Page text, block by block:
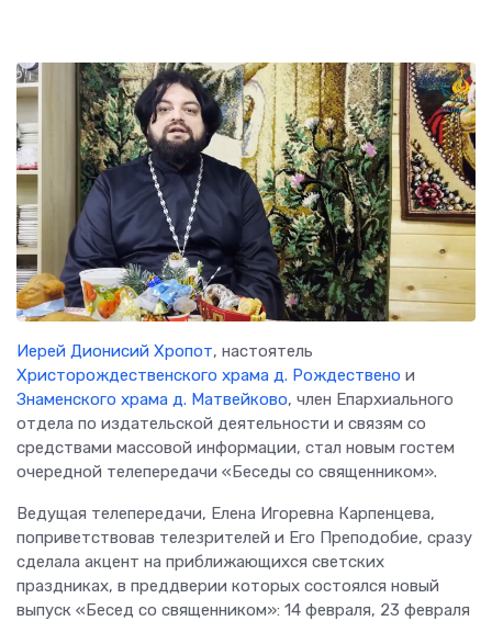
Иерей Дионисий Хропот, настоятель
Христорождественского храма д. Рождествено и
Знаменского храма д. Матвейково, член Епархиального
отдела по издательской деятельности и связям со
средствами массовой информации, стал новым гостем
очередной телепередачи «Беседы со священником».
Ведущая телепередачи, Елена Игоревна Карпенцева,
поприветствовав телезрителей и Его Преподобие, сразу
сделала акцент на приближающихся светских
праздниках, в преддверии которых состоялся новый
выпуск «Бесед со священником»: 14 февраля, 23 февраля